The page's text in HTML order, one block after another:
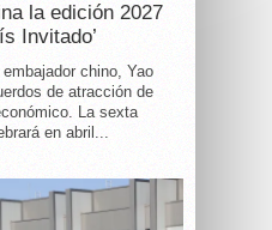
la edición 2027
Invitado’
chino, Yao
de atracción de
La sexta
en abril...